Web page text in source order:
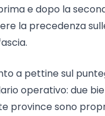
e dopo la
la precedenza
a pettine sul
operativo: due
province sono